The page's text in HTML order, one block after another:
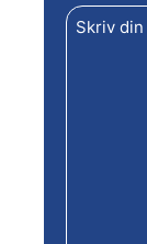
Skriv
din